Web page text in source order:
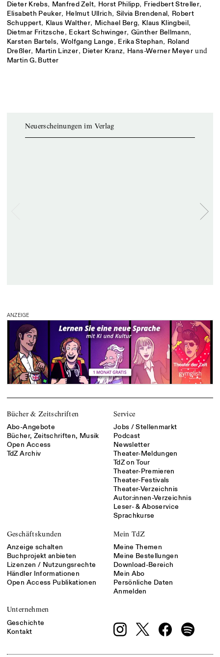
Dieter Krebs, Manfred Zelt, Horst Philipp, Friedbert Streller,
Elisabeth Peuker, Helmut Ullrich, Silvia Brendenal, Robert
Schuppert, Klaus Walther, Michael Berg, Klaus Klingbeil,
Dietmar Fritzsche, Eckart Schwinger, Günther Bellmann,
Karsten Bartels, Wolfgang Lange, Erika Stephan, Roland
Dreßler, Martin Linzer, Dieter Kranz, Hans-Werner Meyer und
Martin G. Butter
Neuerscheinungen im Verlag
ANZEIGE
Bücher & Zeitschriften
Abo-Angebote
Bücher, Zeitschriften, Musik
Open Access
TdZ Archiv
Service
Jobs / Stellenmarkt
Podcast
Newsletter
Theater-Meldungen
TdZ on Tour
Theater-Premieren
Theater-Festivals
Theater-Verzeichnis
Autor:innen-Verzeichnis
Leser- & Aboservice
Sprachkurse
Geschäftskunden
Anzeige schalten
Buchprojekt anbieten
Lizenzen / Nutzungsrechte
Händler Informationen
Open Access Publikationen
Mein TdZ
Meine Themen
Meine Bestellungen
Download-Bereich
Mein Abo
Persönliche Daten
Anmelden
Unternehmen
Geschichte
Kontakt